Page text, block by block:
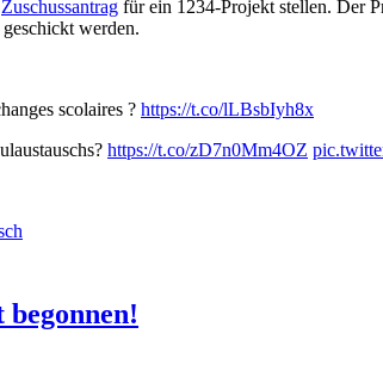
Zuschussantrag für ein 1234-Projekt stellen. Der
geschickt werden.
scolaires ? https://t.co/lLBsbIyh8x
https://t.co/zD7n0Mm4OZ